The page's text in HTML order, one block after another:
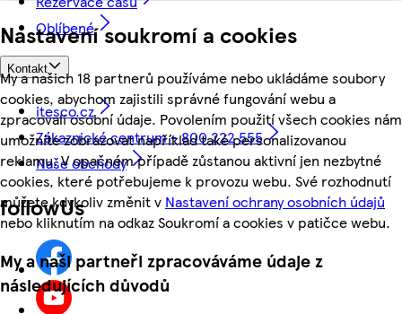
Nastavení soukromí a cookies
My a našich 18 partnerů používáme nebo ukládáme soubory
cookies, abychom zajistili správné fungování webu a
zpracovali osobní údaje. Povolením použití všech cookies nám
umožníte zobrazovat například také personalizovanou
reklamu. V opačném případě zůstanou aktivní jen nezbytné
cookies, které potřebujeme k provozu webu. Své rozhodnutí
můžete kdykoliv změnit v Nastavení ochrany osobních údajů
nebo kliknutím na odkaz Soukromí a cookies v patičce webu.
My a naši partneři zpracováváme údaje z
následujících důvodů
Oblíbené
Kontakt
itesco.cz
Zákaznické centrum - 800 222 555
Naše obchody
followUs